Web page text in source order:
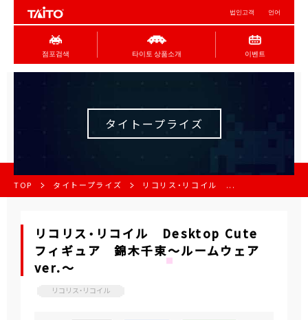
법인고객 언어
점포검색 타이토 상품소개 이벤트
タイトープライズ
TOP タイトープライズ リコリス・リコイル ...
リコリス・リコイル Desktop Cute
フィギュア 錦木千束～ルームウェア
ver.～
リコリス・リコイル